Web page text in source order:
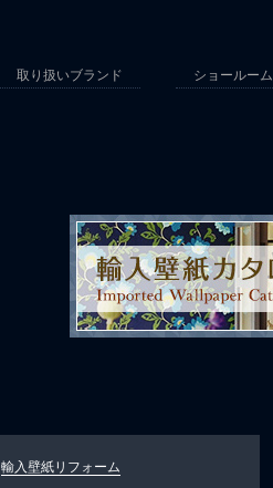
取り扱いブランド ショールーム
輸入壁紙リフォーム